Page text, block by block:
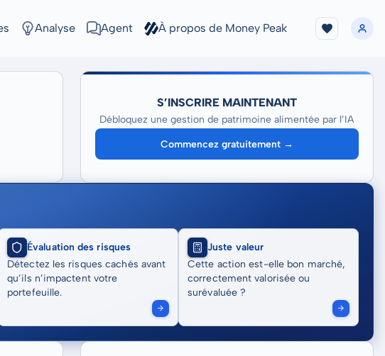
Analyse Agent À propos de Money Peak
S’INSCRIRE MAINTENANT
Débloquez une gestion de patrimoine alimentée par l’IA
Commencez gratuitement →
Évaluation des risques
Détectez les risques cachés avant
qu’ils n’impactent votre
portefeuille.
Juste valeur
Cette action est-elle bon marché,
correctement valorisée ou
surévaluée ?